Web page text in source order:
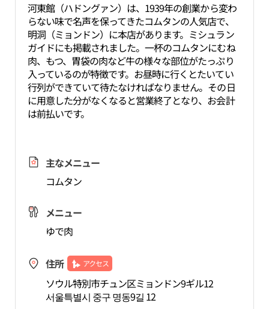
河東館（ハドングァン）は、1939年の創業から変わ
らない味で名声を保ってきたコムタンの人気店で、
明洞（ミョンドン）に本店があります。ミシュラン
ガイドにも掲載されました。一杯のコムタンにむね
肉、もつ、胃袋の肉など牛の様々な部位がたっぷり
入っているのが特徴です。お昼時に行くとたいてい
行列ができていて待たなければなりません。その日
に用意した分がなくなると営業終了となり、お会計
は前払いです。
主なメニュー
コムタン
メニュー
ゆで肉
住所 アクセス
ソウル特別市チュン区ミョンドン9ギル12
서울특별시 중구 명동9길 12